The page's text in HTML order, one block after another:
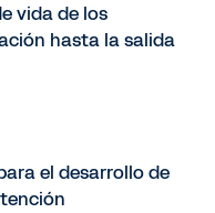
vida de los
hasta la salida
el desarrollo de